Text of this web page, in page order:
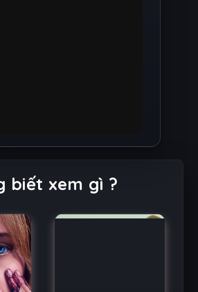
biết xem gì ?